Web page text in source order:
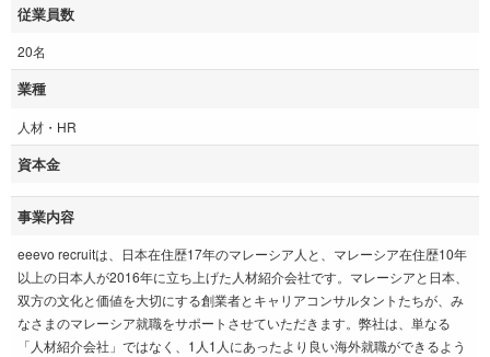
従業員数
20名
業種
人材・HR
資本金
事業内容
eeevo recruitは、日本在住歴17年のマレーシア人と、マレーシア在住歴10年
以上の日本人が2016年に立ち上げた人材紹介会社です。マレーシアと日本、
双方の文化と価値を大切にする創業者とキャリアコンサルタントたちが、み
なさまのマレーシア就職をサポートさせていただきます。弊社は、単なる
「人材紹介会社」ではなく、1人1人にあったより良い海外就職ができるよう